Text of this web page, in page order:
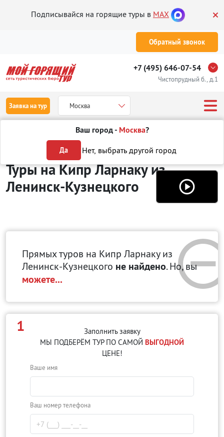
Подписывайся на горящие туры в MAX
Обратный звонок
+7 (495) 646-07-54
Чистопрудный б., д.1
Заявка на тур Москва
Ваш город - Москва?
Да Нет, выбрать другой город
Туры из Ленинск-Кузнецкого Отдых на Кипре
Туры на Кипр Ларнакуиз
Ленинск-Кузнецкого
Прямых туров на Кипр Ларнаку из
Ленинск-Кузнецкого не найдено. Но, вы
можете...
1
Заполнить заявку
МЫ ПОДБЕРЁМ ТУР ПО САМОЙ ВЫГОДНОЙ
ЦЕНЕ!
Ваше имя
Ваш номер телефона